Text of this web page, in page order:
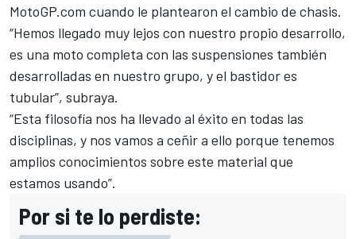
MotoGP.com cuando le plantearon el cambio de chasis.
“Hemos llegado muy lejos con nuestro propio desarrollo,
es una moto completa con las suspensiones también
desarrolladas en nuestro grupo, y el bastidor es
tubular”, subraya.
“Esta filosofía nos ha llevado al éxito en todas las
disciplinas, y nos vamos a ceñir a ello porque tenemos
amplios conocimientos sobre este material que
estamos usando”.
Por si te lo perdiste: